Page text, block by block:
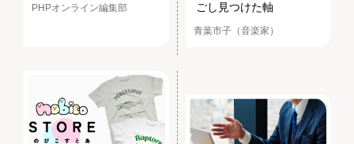
PHPオンライン編集部
ごし見つけた軸
青葉市子（音楽家）